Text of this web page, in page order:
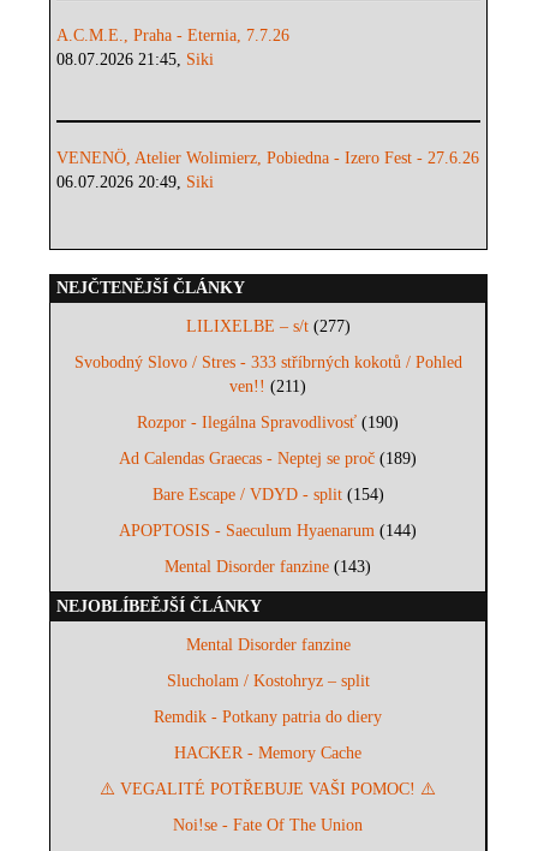
A.C.M.E., Praha - Eternia, 7.7.26
08.07.2026 21:45, Siki
VENENÖ, Atelier Wolimierz, Pobiedna - Izero Fest - 27.6.26
06.07.2026 20:49, Siki
NEJČTENĚJŠÍ ČLÁNKY
LILIXELBE – s/t(277)
Svobodný Slovo / Stres - 333 stříbrných kokotů / Pohled
ven!! (211)
Rozpor - Ilegálna Spravodlivosť (190)
Ad Calendas Graecas - Neptej se proč (189)
Bare Escape / VDYD - split(154)
APOPTOSIS - Saeculum Hyaenarum (144)
Mental Disorder fanzine (143)
NEJOBLÍBEĚJŠÍ ČLÁNKY
Mental Disorder fanzine
Slucholam / Kostohryz – split
Remdik - Potkany patria do diery
HACKER - Memory Cache
⚠️ VEGALITÉ POTŘEBUJE VAŠI POMOC! ⚠️
Noi!se - Fate Of The Union